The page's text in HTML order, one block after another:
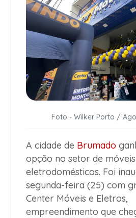
Foto - Wilker Porto /
A cidade de Brumado
opção no setor de
eletrodomésticos. Foi
segunda-feira (25) com
Center Móveis e Eletros,
empreendimento que